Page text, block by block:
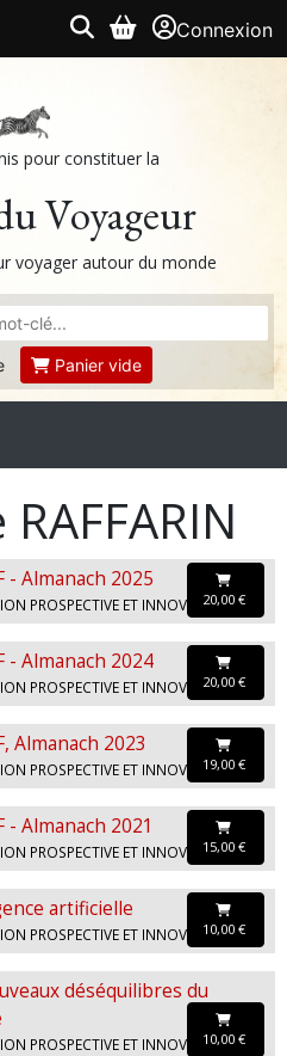
Connexion
pour constituer la
Voyageur
voyager autour du monde
Panier vide
- Almanach 2025
PROSPECTIVE ET INNOVATION
20,00 €
- Almanach 2024
PROSPECTIVE ET INNOVATION
20,00 €
Almanach 2023
PROSPECTIVE ET INNOVATION
19,00 €
- Almanach 2021
PROSPECTIVE ET INNOVATION
15,00 €
artificielle
PROSPECTIVE ET INNOVATION
10,00 €
déséquilibres du
PROSPECTIVE ET INNOVATION
10,00 €